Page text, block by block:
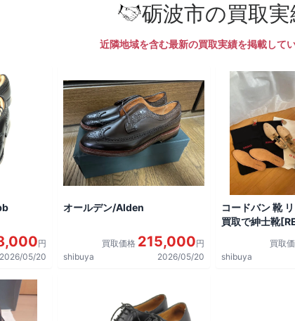
砺波市の買取実
近隣地域を含む最新の買取実績を掲載して
円
2026/05/20
オールデン/Alden
買取価格 215,000円
shibuya
2026/05/20
コードバン 靴
買取で紳士靴
買取
shibuya